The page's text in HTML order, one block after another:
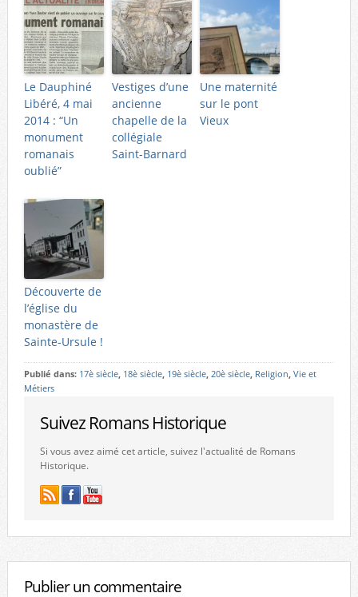
Le Dauphiné
Libéré, 4 mai
2014 : “Un
monument
romanais
oublié”
Vestiges d’une
ancienne
chapelle de la
collégiale
Saint-Barnard
Une maternité
sur le pont
Vieux
Découverte de
l’église du
monastère de
Sainte-Ursule !
Publié dans: 17è siècle, 18è siècle, 19è siècle, 20è siècle, Religion, Vie et
Métiers
Suivez Romans Historique
Si vous avez aimé cet article, suivez l'actualité de Romans
Historique.
Publier un commentaire